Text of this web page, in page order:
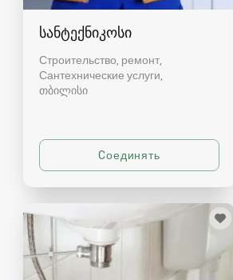
სანტექნიკოსი
Строительство, ремонт,
Сантехнические услуги
თბილისი